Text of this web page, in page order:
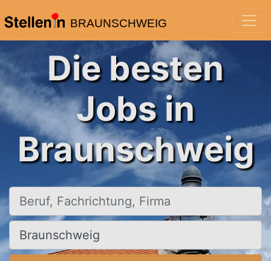
BRAUNSCHWEIG
Die besten
Jobs in
Braunschweig
Beruf, Fachrichtung, Firma
Ort, Stadt